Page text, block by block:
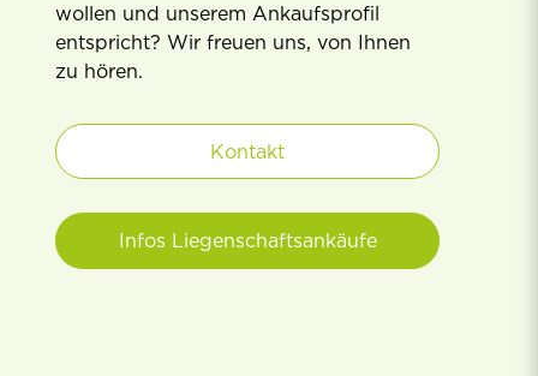
wollen und unserem Ankaufsproﬁl
entspricht? Wir freuen uns, von Ihnen
zu hören.
Kontakt
Infos Liegenschaftsankäufe